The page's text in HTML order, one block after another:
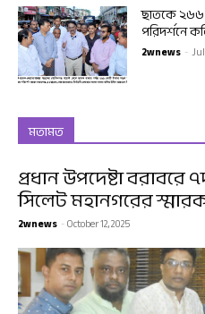
ছাতকে
পরিদর্শনে
2wnews -
মতামত
প্রধান উপদেষ্টা
সিলেট মহানগরের
2wnews -October 12, 2025